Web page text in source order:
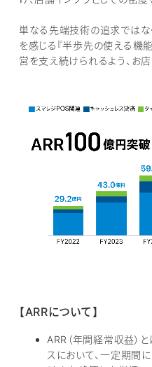
単なる先端技術の追求では
を感じる『半歩先の使える機
営を支え続けられるよう、お
【ARRについて】
ARR（年間経常収益）
スにおいて、一定期間